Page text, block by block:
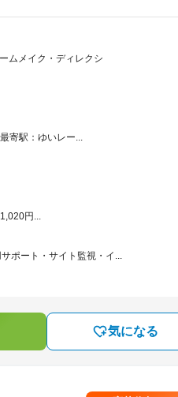
ムメイク・ディレクシ
寄駅：ゆいレー...
円...
ポート・サイト監視・イ...
気になる